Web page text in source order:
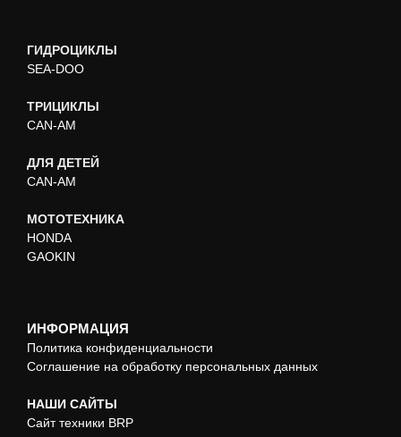
ГИДРОЦИКЛЫ
SEA-DOO
ТРИЦИКЛЫ
CAN-AM
ДЛЯ ДЕТЕЙ
CAN-AM
МОТОТЕХНИКА
HONDA
GAOKIN
ИНФОРМАЦИЯ
Политика конфиденциальности
Соглашение на обработку персональных данных
НАШИ САЙТЫ
Сайт техники BRP